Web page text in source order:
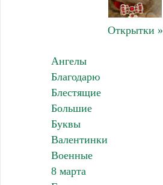
Открытки »
Ангелы
Благодарю
Блестящие
Большие
Буквы
Валентинки
Военные
8 марта